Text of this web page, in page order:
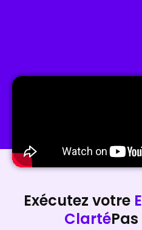
Exécutez votre
Clarté